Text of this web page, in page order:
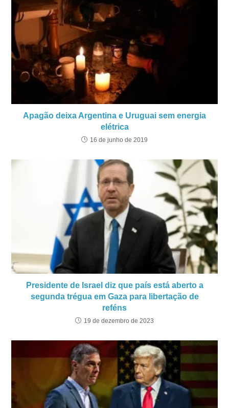
Apagão deixa Argentina e Uruguai sem energia
elétrica
16 de junho de 2019
Presidente de Israel diz que país está aberto a
segunda trégua em Gaza para libertação de
reféns
19 de dezembro de 2023